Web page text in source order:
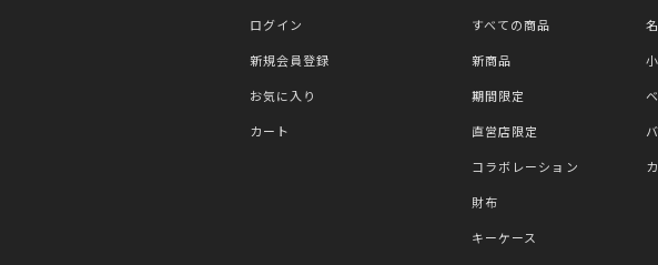
ログイン
新規会員登録
お気に入り
カート
すべての商品
新商品
期間限定
直営店限定
コラボレーション
財布
キーケース